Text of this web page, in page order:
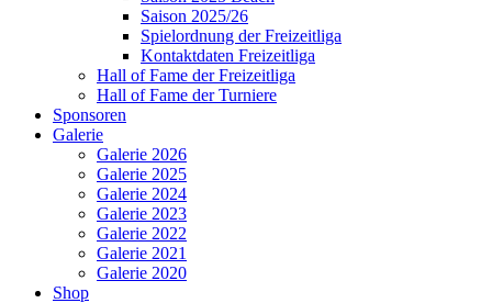
Saison 2025/26
Spielordnung der Freizeitliga
Kontaktdaten Freizeitliga
Hall of Fame der Freizeitliga
Hall of Fame der Turniere
Sponsoren
Galerie
Galerie 2026
Galerie 2025
Galerie 2024
Galerie 2023
Galerie 2022
Galerie 2021
Galerie 2020
Shop